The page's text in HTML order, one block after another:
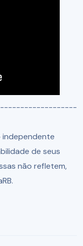
independente
de seus
não refletem,